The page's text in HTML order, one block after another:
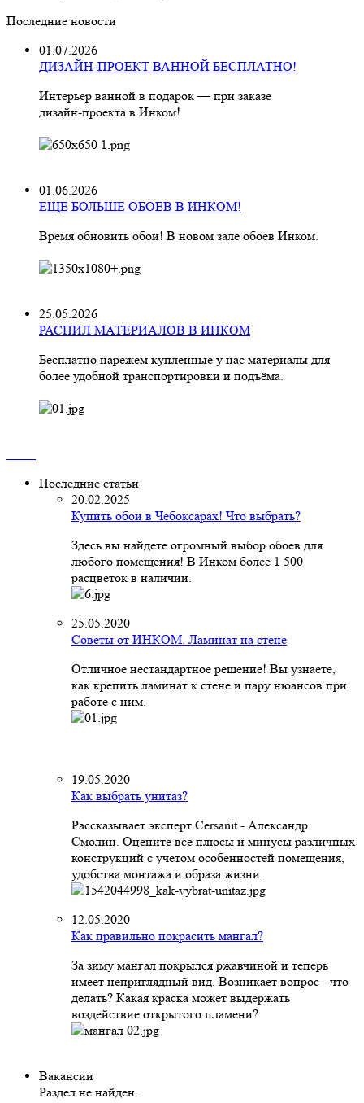
Последние новости
01.07.2026
ДИЗАЙН-ПРОЕКТ ВАННОЙ БЕСПЛАТНО!
Интерьер ванной в подарок — при заказе
дизайн‑проекта в Инком!
01.06.2026
ЕЩЕ БОЛЬШЕ ОБОЕВ В ИНКОМ!
Время обновить обои! В новом зале обоев Инком.
25.05.2026
РАСПИЛ МАТЕРИАЛОВ В ИНКОМ
Бесплатно нарежем купленные у нас материалы для
более удобной транспортировки и подъёма.
Последние статьи
20.02.2025
Купить обои в Чебоксарах! Что выбрать?
Здесь вы найдете огромный выбор обоев для
любого помещения! В Инком более 1 500
расцветок в наличии.
25.05.2020
Советы от ИНКОМ. Ламинат на стене
Отличное нестандартное решение! Вы узнаете,
как крепить ламинат к стене и пару нюансов при
работе с ним.
19.05.2020
Как выбрать унитаз?
Рассказывает эксперт Cersanit - Александр
Смолин. Оцените все плюсы и минусы различных
конструкций с учетом особенностей помещения,
удобства монтажа и образа жизни.
12.05.2020
Как правильно покрасить мангал?
За зиму мангал покрылся ржавчиной и теперь
имеет неприглядный вид. Возникает вопрос - что
делать? Какая краска может выдержать
воздействие открытого пламени?
Вакансии
Раздел не найден.